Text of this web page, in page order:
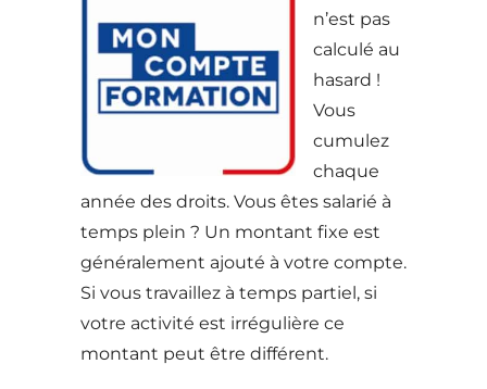
n’est pas
calculé au
hasard !
Vous
cumulez
chaque
année des droits. Vous êtes salarié à
temps plein ? Un montant fixe est
généralement ajouté à votre compte.
Si vous travaillez à temps partiel, si
votre activité est irrégulière ce
montant peut être différent.